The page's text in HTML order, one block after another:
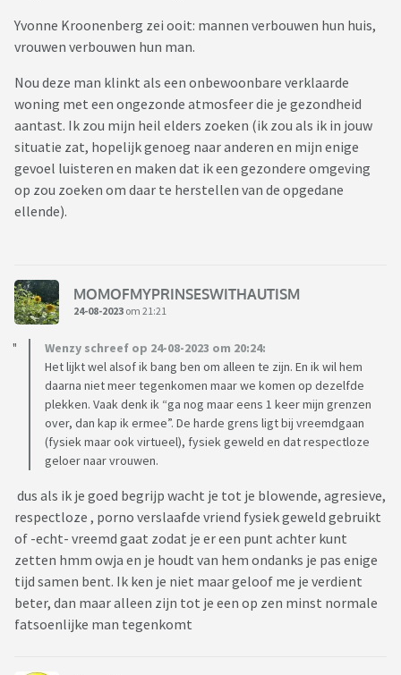
Yvonne Kroonenberg zei ooit: mannen verbouwen hun huis,
vrouwen verbouwen hun man.
Nou deze man klinkt als een onbewoonbare verklaarde
woning met een ongezonde atmosfeer die je gezondheid
aantast. Ik zou mijn heil elders zoeken (ik zou als ik in jouw
situatie zat, hopelijk genoeg naar anderen en mijn enige
gevoel luisteren en maken dat ik een gezondere omgeving
op zou zoeken om daar te herstellen van de opgedane
ellende).
MOMOFMYPRINSESWITHAUTISM
24-08-2023 om 21:21
Wenzy schreef op 24-08-2023 om 20:24:
Het lijkt wel alsof ik bang ben om alleen te zijn. En ik wil hem
daarna niet meer tegenkomen maar we komen op dezelfde
plekken. Vaak denk ik “ga nog maar eens 1 keer mijn grenzen
over, dan kap ik ermee”. De harde grens ligt bij vreemdgaan
(fysiek maar ook virtueel), fysiek geweld en dat respectloze
geloer naar vrouwen.
dus als ik je goed begrijp wacht je tot je blowende, agresieve,
respectloze , porno verslaafde vriend fysiek geweld gebruikt
of -echt- vreemd gaat zodat je er een punt achter kunt
zetten hmm owja en je houdt van hem ondanks je pas enige
tijd samen bent. Ik ken je niet maar geloof me je verdient
beter, dan maar alleen zijn tot je een op zen minst normale
fatsoenlijke man tegenkomt